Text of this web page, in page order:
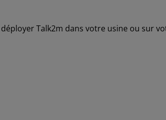
Talk2m dans votre usine ou sur